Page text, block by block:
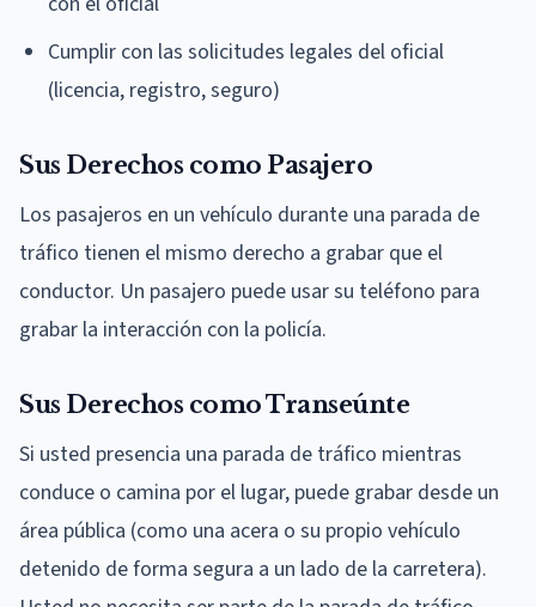
Cumplir con las solicitudes legales del oficial
(licencia, registro, seguro)
Sus Derechos como Pasajero
Los pasajeros en un vehículo durante una parada de
tráfico tienen el mismo derecho a grabar que el
conductor. Un pasajero puede usar su teléfono para
grabar la interacción con la policía.
Sus Derechos como Transeúnte
Si usted presencia una parada de tráfico mientras
conduce o camina por el lugar, puede grabar desde un
área pública (como una acera o su propio vehículo
detenido de forma segura a un lado de la carretera).